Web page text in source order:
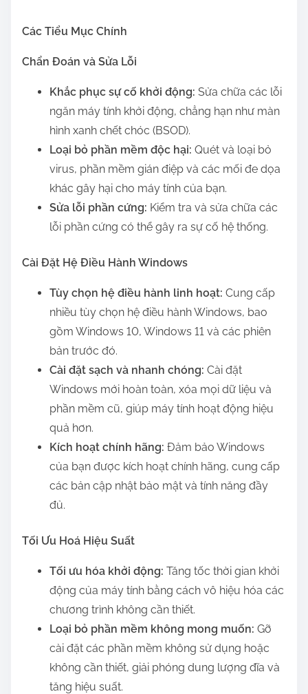
Các Tiểu Mục Chính
Chẩn Đoán và Sửa Lỗi
Khắc phục sự cố khởi động: Sửa chữa các lỗi
ngăn máy tính khởi động, chẳng hạn như màn
hình xanh chết chóc (BSOD).
Loại bỏ phần mềm độc hại: Quét và loại bỏ
virus, phần mềm gián điệp và các mối đe dọa
khác gây hại cho máy tính của bạn.
Sửa lỗi phần cứng: Kiểm tra và sửa chữa các
lỗi phần cứng có thể gây ra sự cố hệ thống.
Cài Đặt Hệ Điều Hành Windows
Tùy chọn hệ điều hành linh hoạt: Cung cấp
nhiều tùy chọn hệ điều hành Windows, bao
gồm Windows 10, Windows 11 và các phiên
bản trước đó.
Cài đặt sạch và nhanh chóng: Cài đặt
Windows mới hoàn toàn, xóa mọi dữ liệu và
phần mềm cũ, giúp máy tính hoạt động hiệu
quả hơn.
Kích hoạt chính hãng: Đảm bảo Windows
của bạn được kích hoạt chính hãng, cung cấp
các bản cập nhật bảo mật và tính năng đầy
đủ.
Tối Ưu Hoá Hiệu Suất
Tối ưu hóa khởi động: Tăng tốc thời gian khởi
động của máy tính bằng cách vô hiệu hóa các
chương trình không cần thiết.
Loại bỏ phần mềm không mong muốn: Gỡ
cài đặt các phần mềm không sử dụng hoặc
không cần thiết, giải phóng dung lượng đĩa và
tăng hiệu suất.